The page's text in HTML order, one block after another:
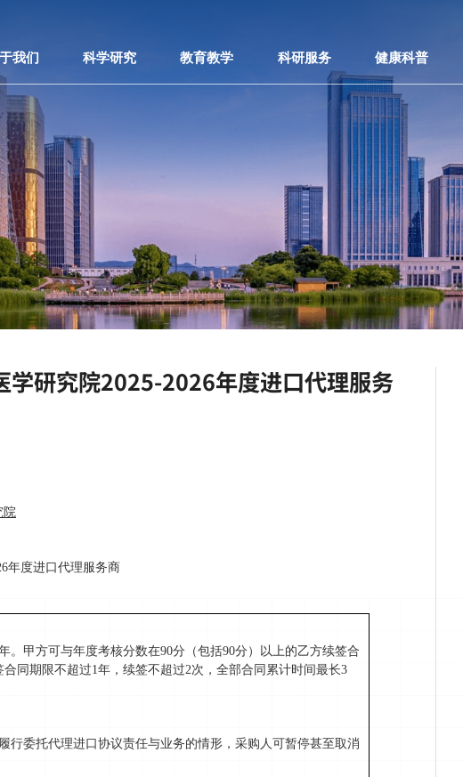
我们 科学研究 教育教学 科研服务 健康科普
学研究院2025-2026年度进口代理服务
院
年度进口代理服务商
。甲方可与年度考核分数在90分（包括90分）以上的乙方续签合
合同期限不超过1年，续签不超过2次，全部合同累计时间最长3
行委托代理进口协议责任与业务的情形，采购人可暂停甚至取消